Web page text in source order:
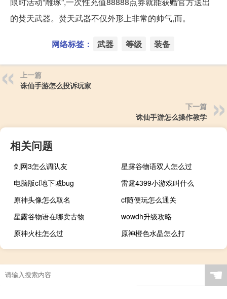
的焚天武器。焚天武器不仅外形上非常的帅气,而。
网络标签： 武器 等级 装备
上一篇
诛仙手游怎么投诉玩家
下一篇
诛仙手游怎么操作教学
相关问题
剑网3怎么调队友
星露谷物语双人怎么过
电脑版cf地下城bug
雷霆4399小游戏叫什么
原神头像怎么取名
cf随便玩怎么通关
星露谷物语在哪卖古物
wowdh升级攻略
原神火柱怎么过
原神橙色水晶怎么打
☚